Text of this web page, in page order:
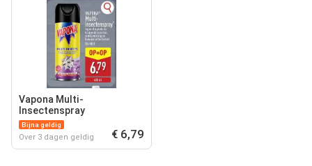
Vapona Multi-
Insectenspray
Bijna geldig
Over 3 dagen geldig € 6,79